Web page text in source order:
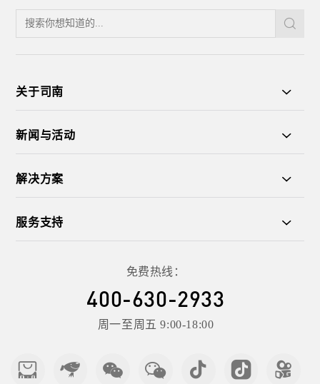
免费热线：
400-630-2933
周一至周五 9:00-18:00
关于司南
新闻与活动
解决方案
服务支持